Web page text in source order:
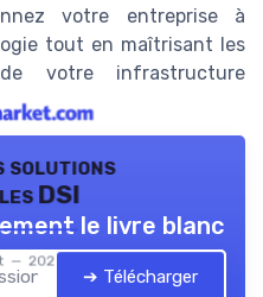
votre entreprise à
tout en maîtrisant les
votre infrastructure
solutions
DSI
— 2026
le livre blanc
➔ Télécharger